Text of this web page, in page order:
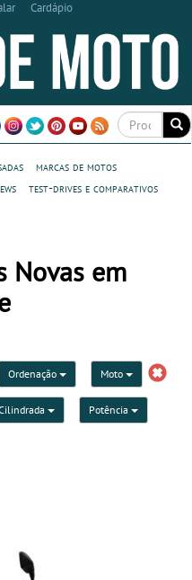
Cardápio
marcas de motos
test-drives e comparativos
Novas em
Ordenação Moto
Potência